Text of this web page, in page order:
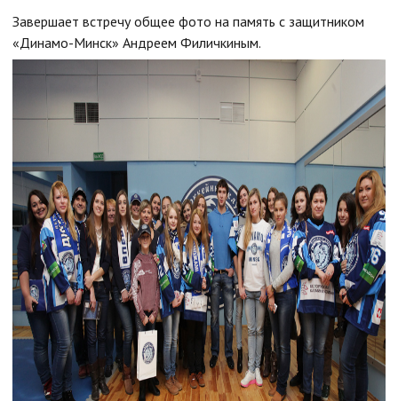
Завершает встречу общее фото на память с защитником
«Динамо-Минск» Андреем Филичкиным.